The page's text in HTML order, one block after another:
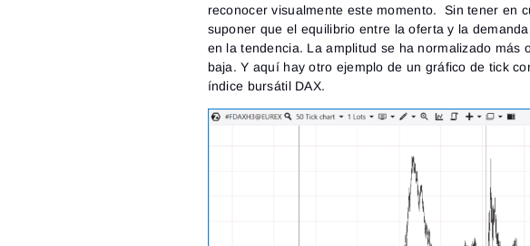
reconocer visualmente este momento. Sin tener en
suponer que el equilibrio entre la oferta y la
en la tendencia. La amplitud se ha normalizado más
baja. Y aquí hay otro ejemplo de un gráfico de tick
índice bursátil DAX.